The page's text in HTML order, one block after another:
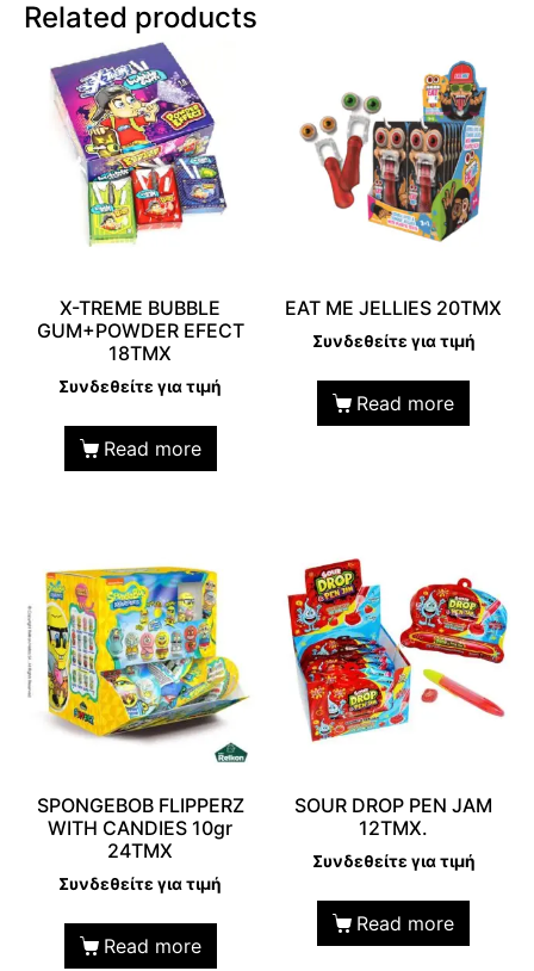
Related products
X-TREME BUBBLE
GUM+POWDER EFECT
18TMX
Συνδεθείτε για τιμή
Read more
EAT ME JELLIES 20TMX
Συνδεθείτε για τιμή
Read more
SPONGEBOB FLIPPERZ
WITH CANDIES 10gr
24TMX
Συνδεθείτε για τιμή
Read more
SOUR DROP PEN JAM
12TMX.
Συνδεθείτε για τιμή
Read more